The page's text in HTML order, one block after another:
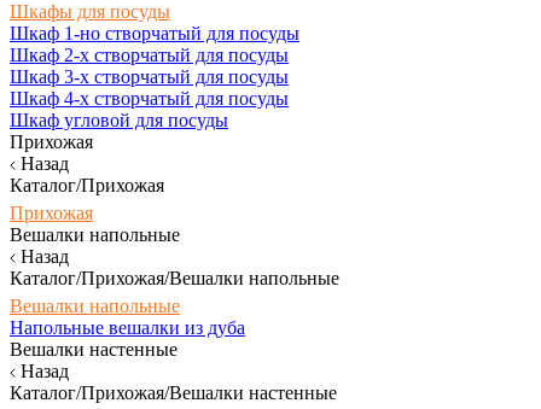
Шкафы для посуды
Шкаф 1-но створчатый для посуды
Шкаф 2-х створчатый для посуды
Шкаф 3-х створчатый для посуды
Шкаф 4-х створчатый для посуды
Шкаф угловой для посуды
Прихожая
Назад
Каталог/Прихожая
Прихожая
Вешалки напольные
Назад
Каталог/Прихожая/Вешалки напольные
Вешалки напольные
Напольные вешалки из дуба
Вешалки настенные
Назад
Каталог/Прихожая/Вешалки настенные